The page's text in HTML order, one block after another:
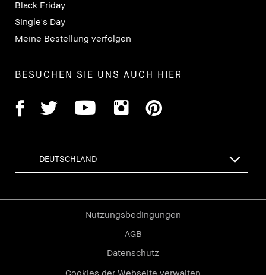
Black Friday
Single's Day
Meine Bestellung verfolgen
BESUCHEN SIE UNS AUCH HIER
Nutzungsbedingungen
AGB
Datenschutz
Cookies der Webseite verwalten